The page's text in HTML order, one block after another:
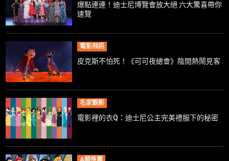
爆點連連！迪士尼博覽會放大絕 六大驚喜帶你
速覽
電影飛訊
皮克斯不怕死！《可可夜總會》陰間熱鬧見客
名家觀影
電影裡的衣Q：迪士尼公主完美禮服下的秘密
A輯推薦